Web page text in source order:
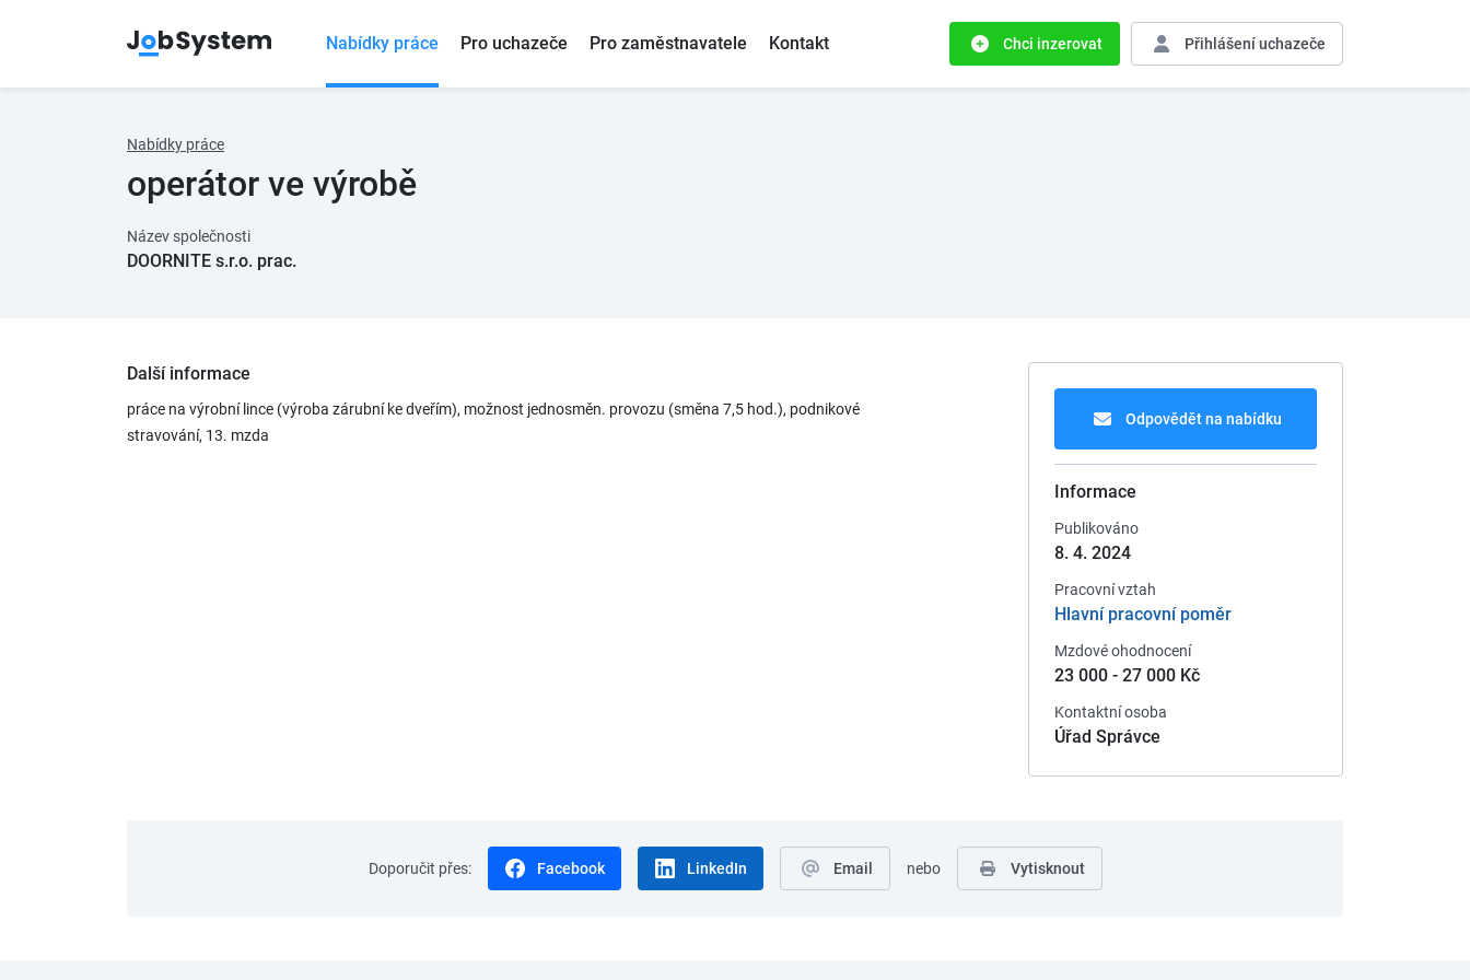
Nabídky práce Pro uchazeče Pro zaměstnavatele Kontakt Chci inzerovat Přihlášeníuchazeče
Nabídky práce
operátor ve výrobě
Název společnosti
DOORNITE s.r.o. prac.
Další informace
práce na výrobní lince (výroba zárubní ke dveřím), možnost jednosměn. provozu (směna 7,5 hod.), podnikové
stravování, 13. mzda
Odpovědět na nabídku
Informace
Publikováno
8. 4. 2024
Pracovní vztah
Hlavní pracovní poměr
Mzdové ohodnocení
23 000 - 27 000 Kč
Kontaktní osoba
Úřad Správce
Doporučit přes: Facebook LinkedIn Email nebo Vytisknout